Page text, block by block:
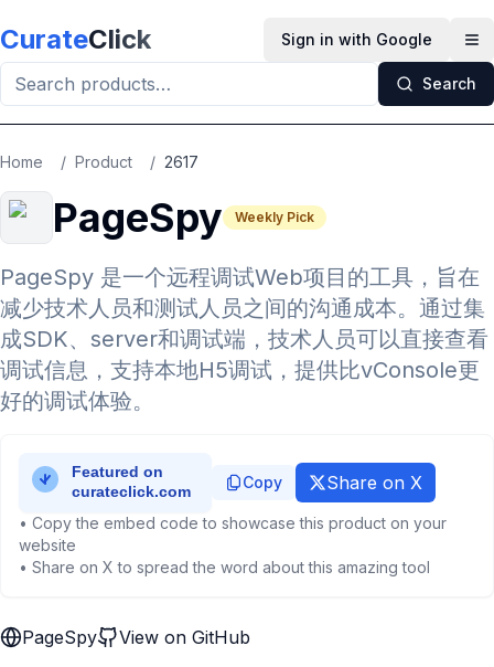
CurateClick Sign in with Google
Search
Home / Product / 2617
PageSpy Weekly Pick
PageSpy 是一个远程调试Web项目的工具，旨在
减少技术人员和测试人员之间的沟通成本。通过集
成SDK、server和调试端，技术人员可以直接查看
调试信息，支持本地H5调试，提供比vConsole更
好的调试体验。
Copy Share on X
• Copy the embed code to showcase this product on your
website
• Share on X to spread the word about this amazing tool
PageSpy View on GitHub